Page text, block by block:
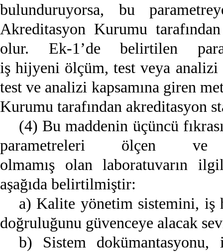
bulunduruyorsa, bu
Akreditasyon Kurumu
olur. Ek-1’de belirtilen
iş hijyeni ölçüm, test veya analizi
test ve analizi kapsamına giren
Kurumu tarafından akreditasyon
(4) Bu maddenin üçüncü
parametreleri ölçen ve
olmamış olan laboratuvarın
aşağıda belirtilmiştir:
a) Kalite yönetim sistemini, iş
doğruluğunu güvenceye alacak
b) Sistem